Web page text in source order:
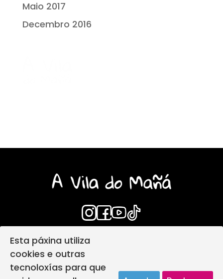
Maio 2017
Decembro 2016
Login
Política de privacidade
Política de protección infantil
Esta páxina utiliza
cookies e outras
tecnoloxías para que